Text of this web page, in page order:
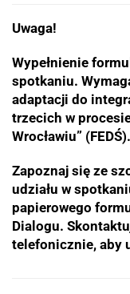
Uwaga!
Wypełnienie
spotkaniu.
adaptacji do
trzecich w
Wrocławiu” (FEDŚ).
Zapoznaj się ze
udziału w
papierowego
Dialogu.
telefonicznie, aby